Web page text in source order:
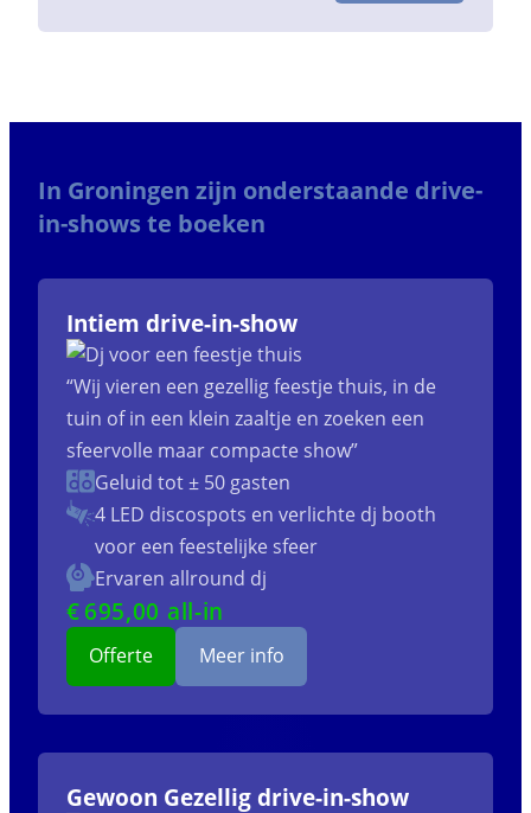
In Groningen zijn onderstaande drive-
in-shows te boeken
Intiem drive-in-show
“Wij vieren een gezellig feestje thuis, in de
tuin of in een klein zaaltje en zoeken een
sfeervolle maar compacte show”
Geluid tot ± 50 gasten
4 LED discospots en verlichte dj booth
voor een feestelijke sfeer
Ervaren allround dj
€ 695,00 all-in
Offerte Meer info
Gewoon Gezellig drive-in-show